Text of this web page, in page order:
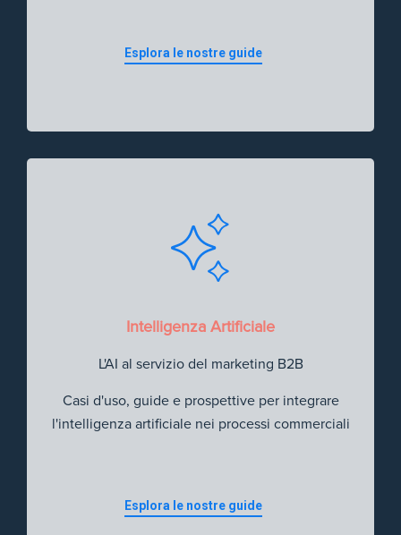
Esplora le nostre guide
Intelligenza Artificiale
L'AI al servizio del marketing B2B
Casi d'uso, guide e prospettive per integrare
l'intelligenza artificiale nei processi commerciali
Esplora le nostre guide